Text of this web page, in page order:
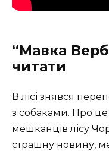
“Мавка
читати
В лісі знявся
з собаками. Про
мешканців лісу
страшну новину,